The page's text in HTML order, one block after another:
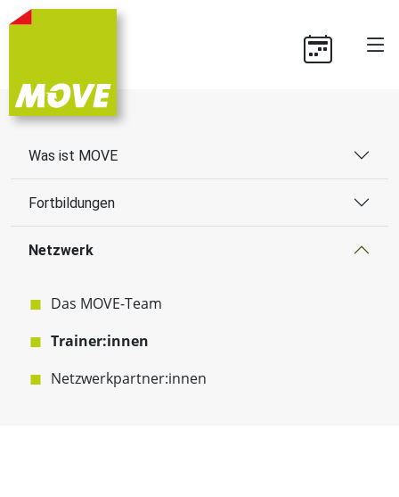
Was ist MOVE
Fortbildungen
Netzwerk
Das MOVE-Team
Trainer:innen
Netzwerkpartner:innen